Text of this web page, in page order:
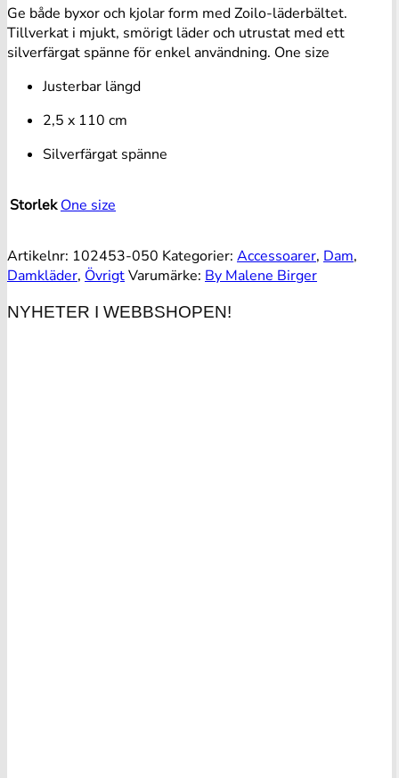
Ge både byxor och kjolar form med Zoilo-läderbältet.
Tillverkat i mjukt, smörigt läder och utrustat med ett
silverfärgat spänne för enkel användning. One size
Justerbar längd
2,5 x 110 cm
Silverfärgat spänne
Storlek One size
Artikelnr: 102453-050 Kategorier: Accessoarer, Dam,
Damkläder, ÖvrigtVarumärke: By Malene Birger
NYHETER I WEBBSHOPEN!